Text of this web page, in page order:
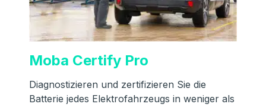
Moba Certify Pro
Diagnostizieren und zertifizieren Sie die
Batterie jedes Elektrofahrzeugs in weniger als